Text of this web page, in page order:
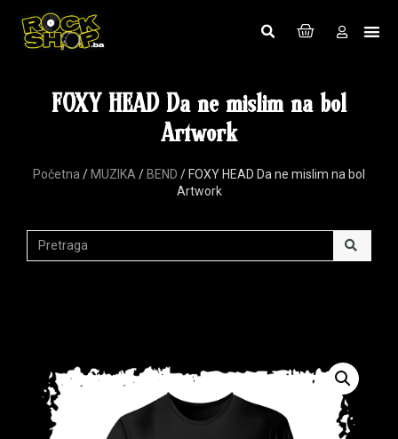
FOXY HEAD Da ne mislim na bol
Artwork
Početna / MUZIKA / BEND / FOXY HEAD Da ne mislim na bol
Artwork